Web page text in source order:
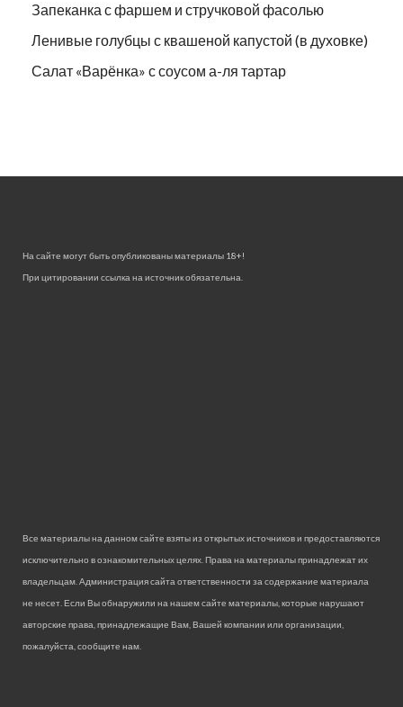
Запеканка с фаршем и стручковой фасолью
Ленивые голубцы с квашеной капустой (в духовке)
Салат «Варёнка» с соусом а-ля тартар
На сайте могут быть опубликованы материалы 18+!
При цитировании ссылка на источник обязательна.
Все материалы на данном сайте взяты из открытых источников и предоставляются
исключительно в ознакомительных целях. Права на материалы принадлежат их
владельцам. Администрация сайта ответственности за содержание материала
не несет. Если Вы обнаружили на нашем сайте материалы, которые нарушают
авторские права, принадлежащие Вам, Вашей компании или организации,
пожалуйста, сообщите нам.